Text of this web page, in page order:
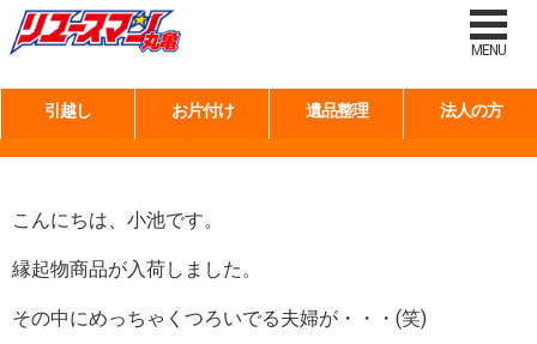
MENU
引越し お片付け 遺品整理 法人の方
タグ:贈答品
♪お盆休みはこんな感じ！？
こんにちは、小池です。
縁起物商品が入荷しました。
その中にめっちゃくつろいでる夫婦が・・・(笑)